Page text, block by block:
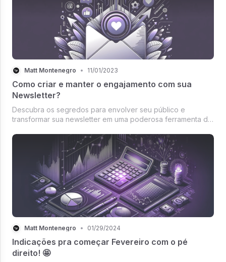
Matt Montenegro • 11/01/2023
Como criar e manter o engajamento com sua
Newsletter?
Descubra os segredos para envolver seu público e
transformar sua newsletter em uma poderosa ferramenta de
Matt Montenegro • 01/29/2024
Indicações pra começar Fevereiro com o pé
direito! 🤩